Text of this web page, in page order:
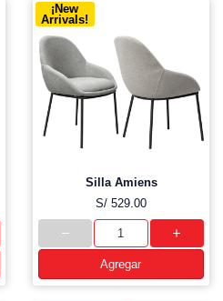
¡New
Arrivals!
Silla Amiens
S/ 529.00
Agregar